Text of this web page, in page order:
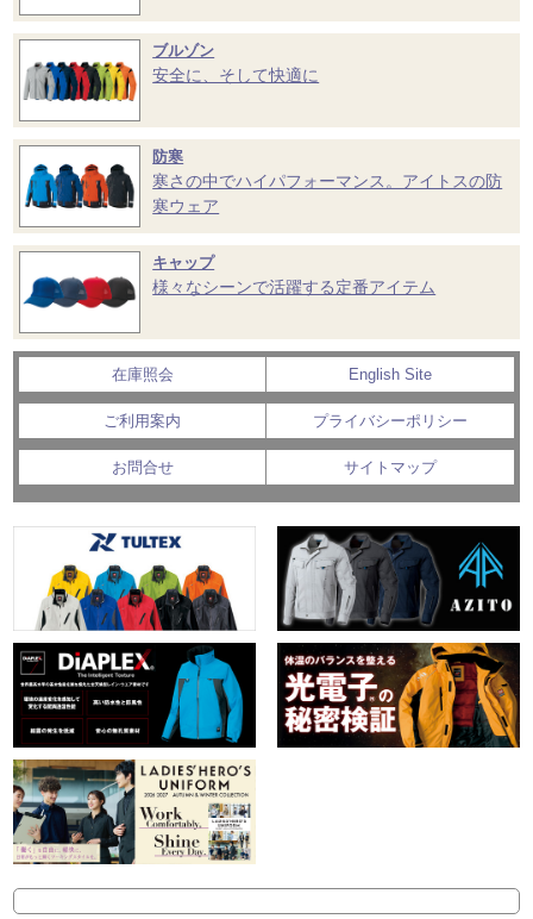
ブルゾン
安全に、そして快適に
防寒
寒さの中でハイパフォーマンス。アイトスの防
寒ウェア
キャップ
様々なシーンで活躍する定番アイテム
在庫照会 English Site
ご利用案内 プライバシーポリシー
お問合せ サイトマップ